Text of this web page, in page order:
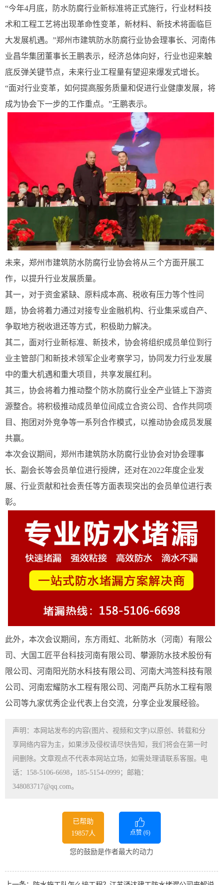
“今年4月底，防水防腐行业新标准将正式施行，行业材料技
术和工程工艺将出现革命性变革，新材料、新技术将面临巨
大发展机遇。”郑州市建筑防水防腐行业协会理事长、河南伟
业昌华集团董事长王鹏表示，经济总体向好，行业也迎来触
底反弹关键节点，未来行业工程量有望迎来爆发式增长。
“面对行业变革，如何提高服务质量和促进行业健康发展，将
成为协会下一步的工作重点。”王鹏表示。
未来，郑州市建筑防水防腐行业协会将从三个方面开展工
作，以提升行业发展质量。
其一，对于资金紧缺、原料成本高、税收有压力等个性问
题，协会将着力通过对接专业金融机构、行业集采或自产、
争取地方税收退还等方式，积极助力解决。
其二，面对行业新标准、新技术，协会将组织成员单位到行
业主管部门和新技术领军企业考察学习，协同发力行业发展
中的重大机遇和重大项目，共享发展红利。
其三，协会将着力推动整个防水防腐行业全产业链上下游资
源整合。将积极推动成员单位间成立合资公司、合作共同项
目、抱团对外竞争等一系列合作模式，以推动协会成员发展
共赢。
本次会议期间，郑州市建筑防水防腐行业协会对协会理事
长、副会长等会员单位进行授牌，还对在2022年度企业发
展、行业贡献和社会责任等方面表现突出的会员单位进行表
彰。
此外，本次会议期间，东方雨虹、北新防水（河南）有限公
司、大国工匠平台科技河南有限公司、攀源防水技术股份有
限公司、河南阳光防水科技有限公司、河南大鸿签科技有限
公司、河南宏耀防水工程有限公司、河南严兵防水工程有限
公司等九家优秀企业代表上台交流，分享企业发展经验。
声明：本网站发布的内容(图片、视频和文字)以原创、转载和分
享网络内容为主，如果涉及侵权请尽快告知，我们将会在第一时
间删除。文章观点不代表本网站立场，如需处理请联系客服。电
话：158-5106-6698，185-5154-0999；邮箱：
348083717@qq.com。
已帮助
19857人
点赞 (6)
您的鼓励是作者最大的动力